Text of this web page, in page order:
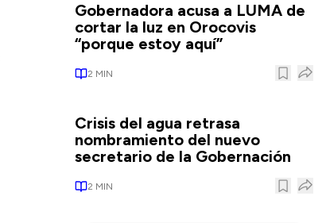
Gobernadora acusa a LUMA de
cortar la luz en Orocovis
“porque estoy aquí”
2 MIN
Crisis del agua retrasa
nombramiento del nuevo
secretario de la Gobernación
2 MIN